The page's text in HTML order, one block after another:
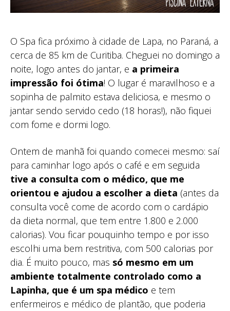
O Spa fica próximo à cidade de Lapa, no Paraná, a
cerca de 85 km de Curitiba. Cheguei no domingo a
noite, logo antes do jantar, e a primeira
impressão foi ótima! O lugar é maravilhoso e a
sopinha de palmito estava deliciosa, e mesmo o
jantar sendo servido cedo (18 horas!), não fiquei
com fome e dormi logo.
Ontem de manhã foi quando comecei mesmo: saí
para caminhar logo após o café e em seguida
tive a consulta com o médico, que me
orientou e ajudou a escolher a dieta (antes da
consulta você come de acordo com o cardápio
da dieta normal, que tem entre 1.800 e 2.000
calorias). Vou ficar pouquinho tempo e por isso
escolhi uma bem restritiva, com 500 calorias por
dia. É muito pouco, mas só mesmo em um
ambiente totalmente controlado como a
Lapinha, que é um spa médico e tem
enfermeiros e médico de plantão, que poderia